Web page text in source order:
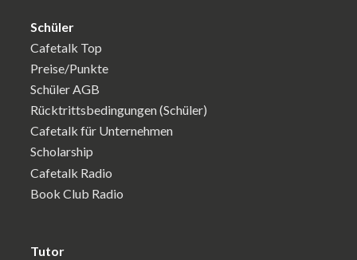
Schüler
Cafetalk Top
Preise/Punkte
Schüler AGB
Rücktrittsbedingungen (Schüler)
Cafetalk für Unternehmen
Scholarship
Cafetalk Radio
Book Club Radio
Tutor